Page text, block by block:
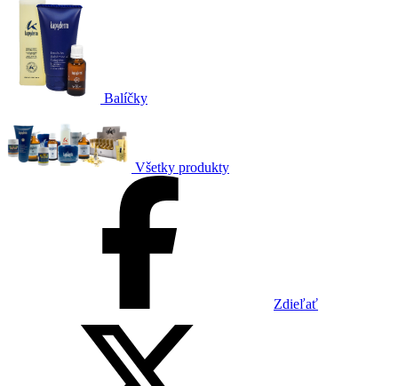
Balíčky
Všetky produkty
Zdieľať